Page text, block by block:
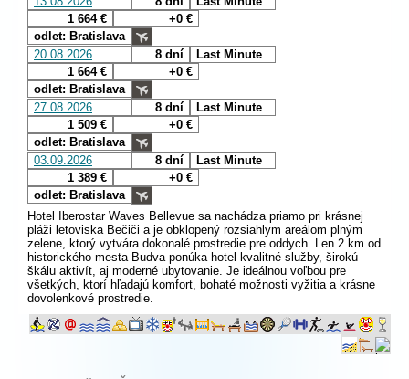
1 664 €
+0 €
odlet: Bratislava
20.08.2026
8 dní
Last Minute
1 664 €
+0 €
odlet: Bratislava
27.08.2026
8 dní
Last Minute
1 509 €
+0 €
odlet: Bratislava
03.09.2026
8 dní
Last Minute
1 389 €
+0 €
odlet: Bratislava
Hotel Iberostar Waves Bellevue sa nachádza priamo pri krásnej
pláži letoviska Bečiči a je obklopený rozsiahlym areálom plným
zelene, ktorý vytvára dokonalé prostredie pre oddych. Len 2 km od
historického mesta Budva ponúka hotel kvalitné služby, širokú
škálu aktivít, aj moderné ubytovanie. Je ideálnou voľbou pre
všetkých, ktorí hľadajú komfort, bohaté možnosti vyžitia a krásne
dovolenkové prostredie.